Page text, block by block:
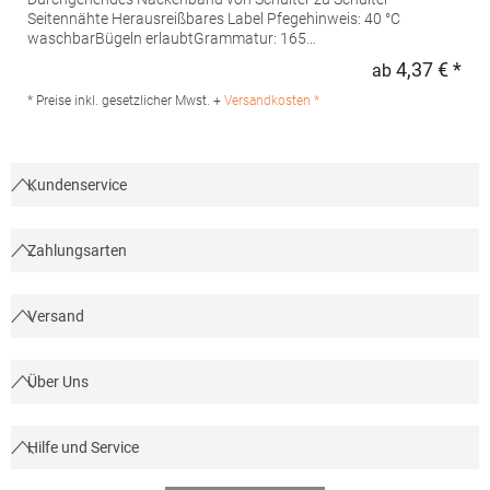
Seitennähte Herausreißbares Label Pfegehinweis: 40 °C
waschbarBügeln erlaubtGrammatur: 165
Heather: 85% Baumwolle / 15% Viskose)Angaben zur
Produktsicherheit: Herst.-Nr.: CA6502Hersteller: GORFACTORY
ab 4,37 € *
* Preise inkl. gesetzlicher Mwst. + Versandkosten *
Kundenservice
Zahlungsarten
Versand
Über Uns
Hilfe und Service